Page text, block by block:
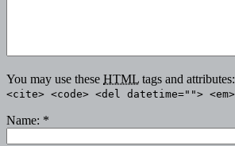
You may use these HTML tags and attributes:
<cite> <code> <del datetime="">
Name: *